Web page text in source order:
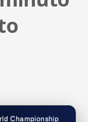
Championship